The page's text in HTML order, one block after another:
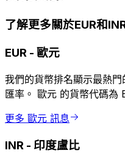
了解更多關於EUR和
EUR - 歐元
我們的貨幣排名顯示最熱
匯率。 歐元 的貨幣代碼為
更多 歐元 訊息
INR - 印度盧比